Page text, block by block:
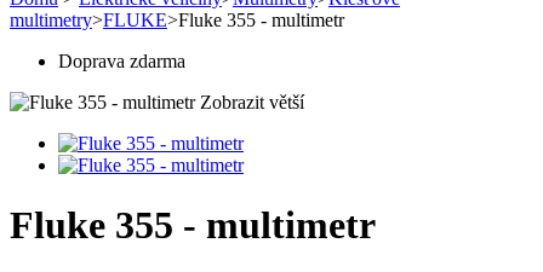
multimetry>FLUKE>Fluke 355 - multimetr
Doprava zdarma
Zobrazit větší
Fluke 355 - multimetr